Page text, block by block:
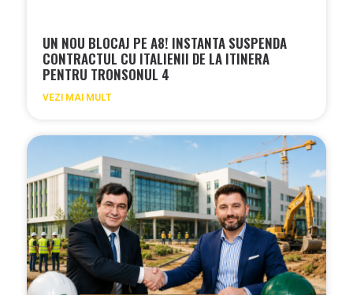
UN NOU BLOCAJ PE A8! INSTANTA SUSPENDA
CONTRACTUL CU ITALIENII DE LA ITINERA
PENTRU TRONSONUL 4
VEZI MAI MULT